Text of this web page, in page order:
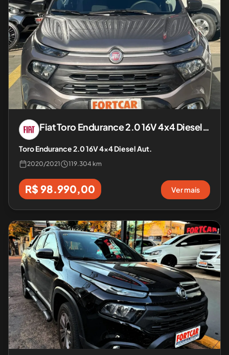
FiatToro Endurance 2.0 16V 4x4 Diesel Aut.
Toro Endurance 2.0 16V 4x4 Diesel Aut.
2020/2021 119.304 km
R$ 98.990,00 Ver mais